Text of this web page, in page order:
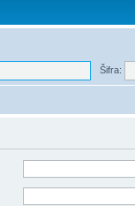
Šifra: